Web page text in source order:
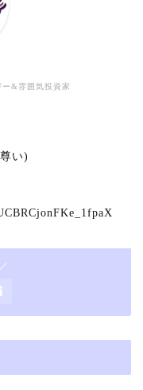
&雰囲気投資家
い)